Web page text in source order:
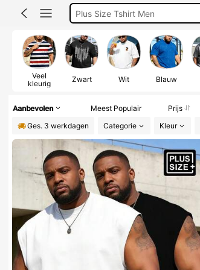
Plus Size Tshirt Men
Plus Size Men
Veel
kleurig
Zwart Wit Blauw
Aanbevolen Meest Populair Prijs
Ges. 3 werkdagen
Categorie Kleur